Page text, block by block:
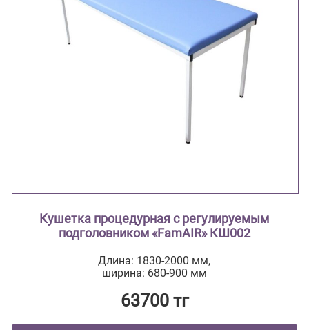
Кушетка процедурная с регулируемым
подголовником «FamAIR» КШ002
Длина: 1830-2000 мм,
ширина: 680-900 мм
63700 тг